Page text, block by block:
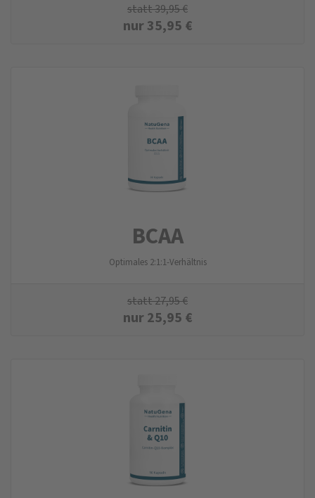
statt39,95€
nur35,95 €
BCAA
Optimales 2:1:1-Verhältnis
statt27,95€
nur25,95 €